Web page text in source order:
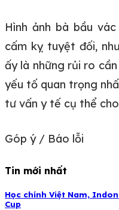
Hình ảnh bà bầu
cấm kỵ tuyệt đối,
ấy là những rủi ro
yếu tố quan trọng
tư vấn y tế cụ thể
Góp ý / Báo lỗi
Tin mới nhất
Học chính Việt Nam,
Cup